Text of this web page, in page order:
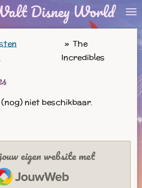
Disney World
» The
Incredibles
niet beschikbaar.
eigen website met